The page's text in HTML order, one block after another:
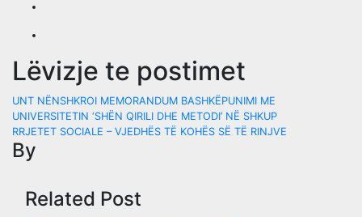
Lëvizje te postimet
UNT NËNSHKROI MEMORANDUM BASHKËPUNIMI ME
UNIVERSITETIN ‘SHËN QIRILI DHE METODI’ NË SHKUP
RRJETET SOCIALE – VJEDHËS TË KOHËS SË TË RINJVE
By
Related Post